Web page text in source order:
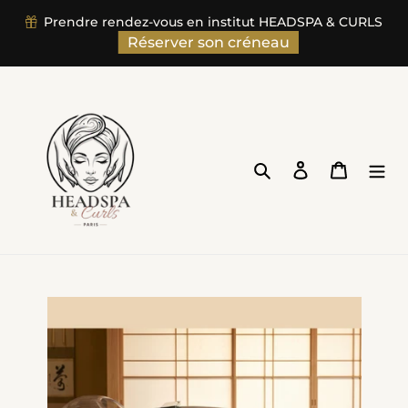
Passer
contenu
Prendre rendez-vous en institut HEADSPA & CURLS
Réserver son créneau
RechercherSe connecter
Panier